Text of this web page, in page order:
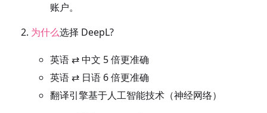
账户。
为什么选择 DeepL?
英语 ⇄ 中文 5 倍更准确
英语 ⇄ 日语 6 倍更准确
翻译引擎基于人工智能技术（神经网络）